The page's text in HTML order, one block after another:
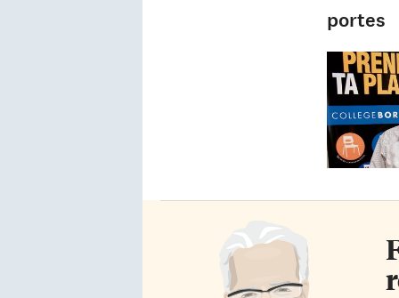
portes